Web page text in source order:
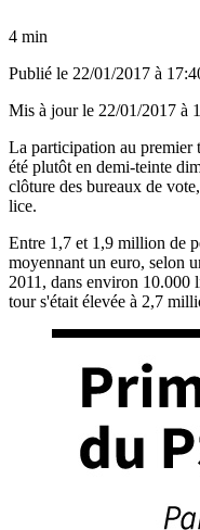
4 min
Publié le 22/01/2017 à
Mis à jour le 22/01/2017 à
La participation au premier
été plutôt en demi-teinte
clôture des bureaux de
lice.
Entre 1,7 et 1,9 million de
moyennant un euro, selon
2011, dans environ 10.000
tour s'était élevée à 2,7